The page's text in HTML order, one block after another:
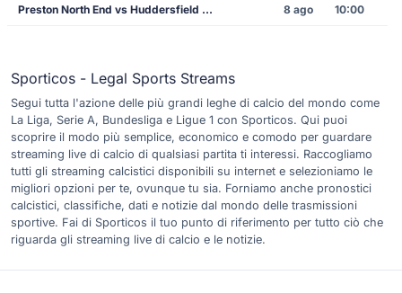
Preston North End vs Huddersfield Town 8 ago 10:00
Sporticos - Legal Sports Streams
Segui tutta l'azione delle più grandi leghe di calcio del mondo come
La Liga, Serie A, Bundesliga e Ligue 1 con Sporticos. Qui puoi
scoprire il modo più semplice, economico e comodo per guardare
streaming live di calcio di qualsiasi partita ti interessi. Raccogliamo
tutti gli streaming calcistici disponibili su internet e selezioniamo le
migliori opzioni per te, ovunque tu sia. Forniamo anche pronostici
calcistici, classifiche, dati e notizie dal mondo delle trasmissioni
sportive. Fai di Sporticos il tuo punto di riferimento per tutto ciò che
riguarda gli streaming live di calcio e le notizie.